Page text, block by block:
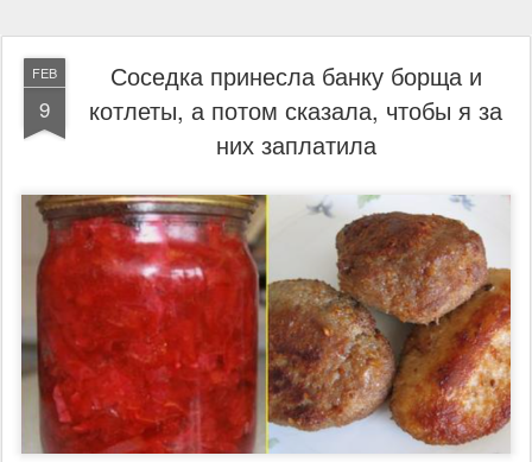
FEB
9
Соседка принесла банку борща и
котлеты, а потом сказала, чтобы я за
них заплатила